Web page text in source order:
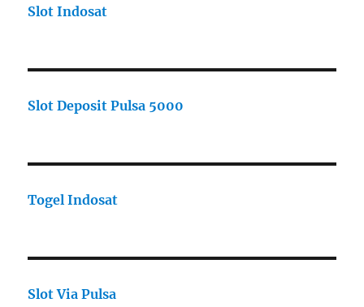
Slot Indosat
Slot Deposit Pulsa 5000
Togel Indosat
Slot Via Pulsa